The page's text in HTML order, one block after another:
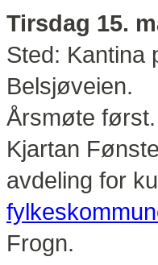
Tirsdag 15.
Sted: Kantina
Belsjøveien.
Årsmøte
Kjartan
avdeling for
Frogn.